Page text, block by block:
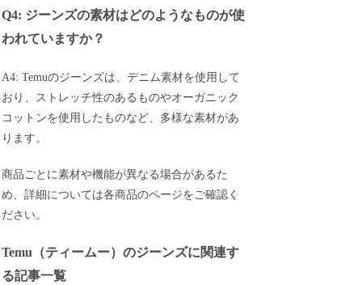
Q4: ジーンズの素材はどのようなものが使
われていますか？
A4: Temuのジーンズは、デニム素材を使用して
おり、ストレッチ性のあるものやオーガニック
コットンを使用したものなど、多様な素材があ
ります。
商品ごとに素材や機能が異なる場合があるた
め、詳細については各商品のページをご確認く
ださい。
Temu（ティームー）のジーンズに関連す
る記事一覧